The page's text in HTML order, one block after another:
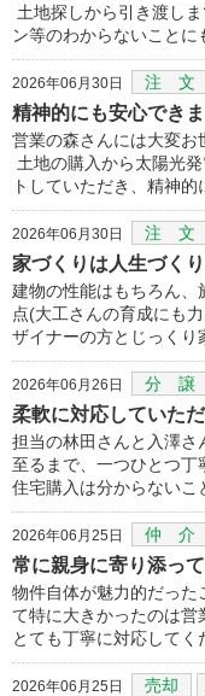
土地探しから引き渡し
ン等のわからないこと
2026年06月30日 注 文
精神的にも安心できま
営業の森さんには大変お
土地の購入から太陽光
トしていただき、精神的
2026年06月30日 注 文
家づくりは人生づくり
建物の性能はもちろん、
点(大工さんの育成にも
ザイナーの方とじっくり
2026年06月26日 分 譲
柔軟に対応していた
担当の林田さんと入澤さ
至るまで、一つひとつ丁
住宅購入は分からないこ
2026年06月25日 仲 介
常に親身に寄り添っ
物件自体が魅力的だった
て特に大きかったのは
とても丁寧に対応して
2026年06月25日 売却